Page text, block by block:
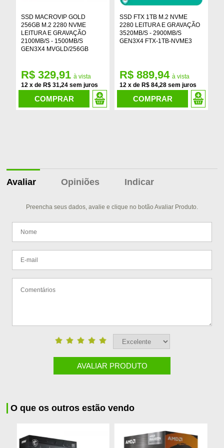
SSD MACROVIP GOLD
256GB M.2 2280 NVME
LEITURA E GRAVAÇÃO
2100MB/S - 1500MB/S
GEN3X4 MVGLD/256GB
12 x de R$ 31,24
R$ 329,91
COMPRAR
SSD FTX 1TB M.2 NVME
2280 LEITURA E GRAVAÇÃO
3520MB/S - 2900MB/S
GEN3X4 FTX-1TB-NVME3
12 x de R$ 84,28
R$ 889,94
COMPRAR
Avaliar Opiniões Indicar
Preencha seus dados, avalie e clique no botão Avaliar Produto.
AVALIAR PRODUTO
O que os outros estão vendo